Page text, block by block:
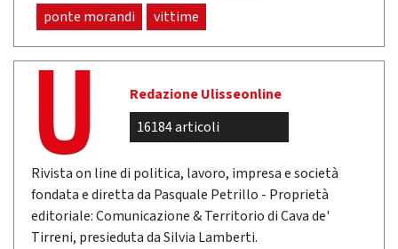
ponte morandi vittime
Redazione Ulisseonline
16184 articoli
Rivista on line di politica, lavoro, impresa e società
fondata e diretta da Pasquale Petrillo - Proprietà
editoriale: Comunicazione & Territorio di Cava de'
Tirreni, presieduta da Silvia Lamberti.